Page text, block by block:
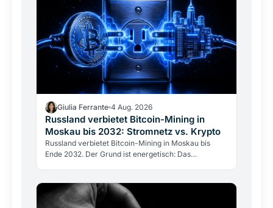
Giulia Ferrante 4 Aug. 2026
Russland verbietet Bitcoin-Mining in
Moskau bis 2032: Stromnetz vs. Krypto
Russland verbietet Bitcoin-Mining in Moskau bis
Ende 2032. Der Grund ist energetisch: Das